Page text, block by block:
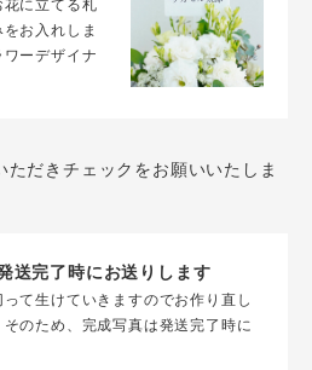
に立てる札
お入れしま
ーデザイナ
ただきチェックをお願いいたしま
送完了時にお送りします
て生けていきますのでお作り直し
のため、完成写真は発送完了時に